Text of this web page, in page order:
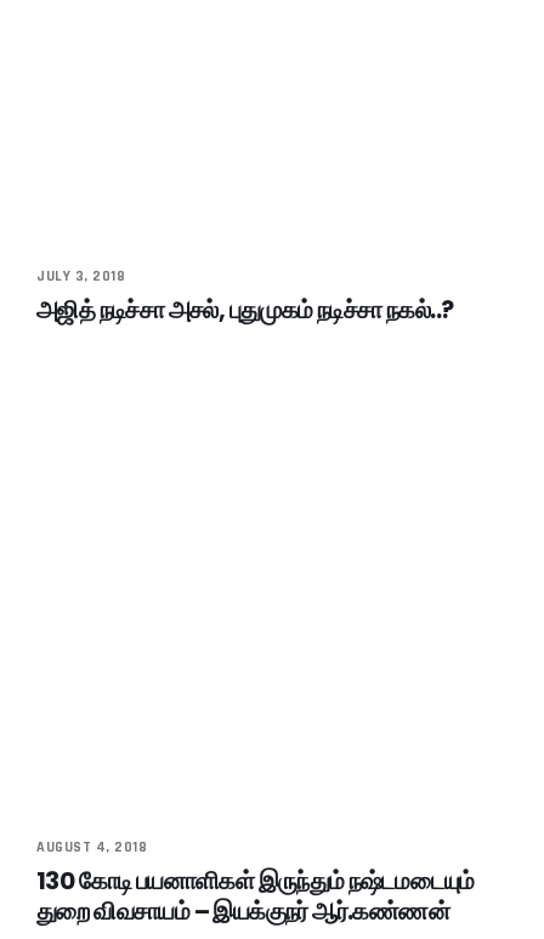
JULY 3, 2018
அஜித் நடிச்சா அசல், புதுமுகம் நடிச்சா நகல்..?
AUGUST 4, 2018
130 கோடி பயனாளிகள் இருந்தும் நஷ்டமடையும்
துறை விவசாயம் – இயக்குநர் ஆர்.கண்ணன்